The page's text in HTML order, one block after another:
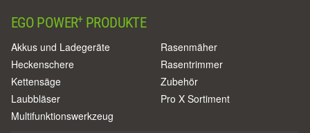
EGO POWER+PRODUKTE
Akkus und Ladegeräte
Heckenschere
Kettensäge
Laubbläser
Multifunktionswerkzeug
Rasenmäher
Rasentrimmer
Zubehör
Pro X Sortiment